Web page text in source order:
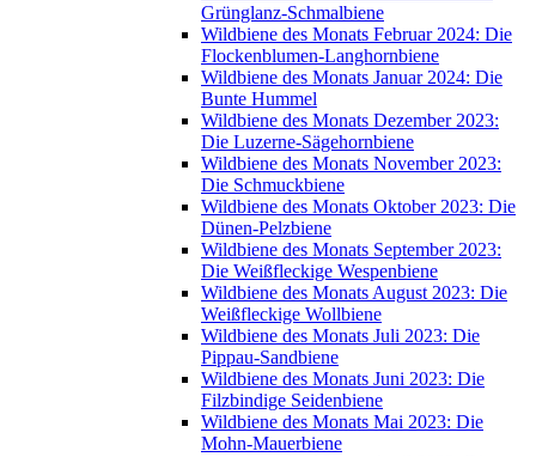
Grünglanz-Schmalbiene
Wildbiene des Monats Februar 2024: Die
Flockenblumen-Langhornbiene
Wildbiene des Monats Januar 2024: Die
Bunte Hummel
Wildbiene des Monats Dezember 2023:
Die Luzerne-Sägehornbiene
Wildbiene des Monats November 2023:
Die Schmuckbiene
Wildbiene des Monats Oktober 2023: Die
Dünen-Pelzbiene
Wildbiene des Monats September 2023:
Die Weißfleckige Wespenbiene
Wildbiene des Monats August 2023: Die
Weißfleckige Wollbiene
Wildbiene des Monats Juli 2023: Die
Pippau-Sandbiene
Wildbiene des Monats Juni 2023: Die
Filzbindige Seidenbiene
Wildbiene des Monats Mai 2023: Die
Mohn-Mauerbiene